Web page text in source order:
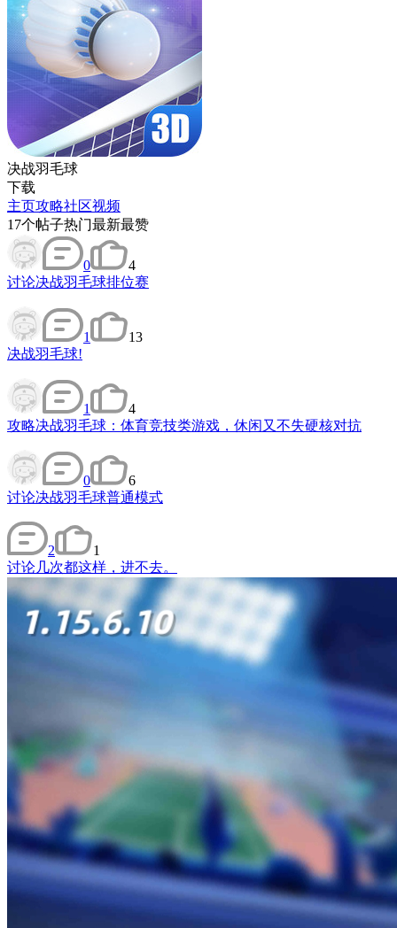
决战羽毛球
下载
主页攻略社区视频
17个帖子热门最新最赞
0
4
讨论决战羽毛球排位赛
1
13
决战羽毛球!
1
4
攻略决战羽毛球：体育竞技类游戏，休闲又不失硬核对抗
0
6
讨论决战羽毛球普通模式
2
1
讨论几次都这样，进不去。